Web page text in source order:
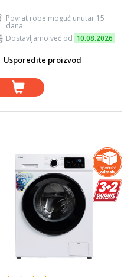
Povrat robe moguć unutar 15
dana
Dostavljamo već od 10.08.2026
Usporedite proizvod